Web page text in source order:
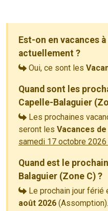
Est-on en vacances
actuellement ?
Oui, ce sont les
Quand sont les
Capelle-Balaguier
Les prochaines
seront les Vacances
samedi 17 octobre 2026
Quand est le
Balaguier (Zone C) ?
Le prochain jour férié
août 2026 (Assomption).